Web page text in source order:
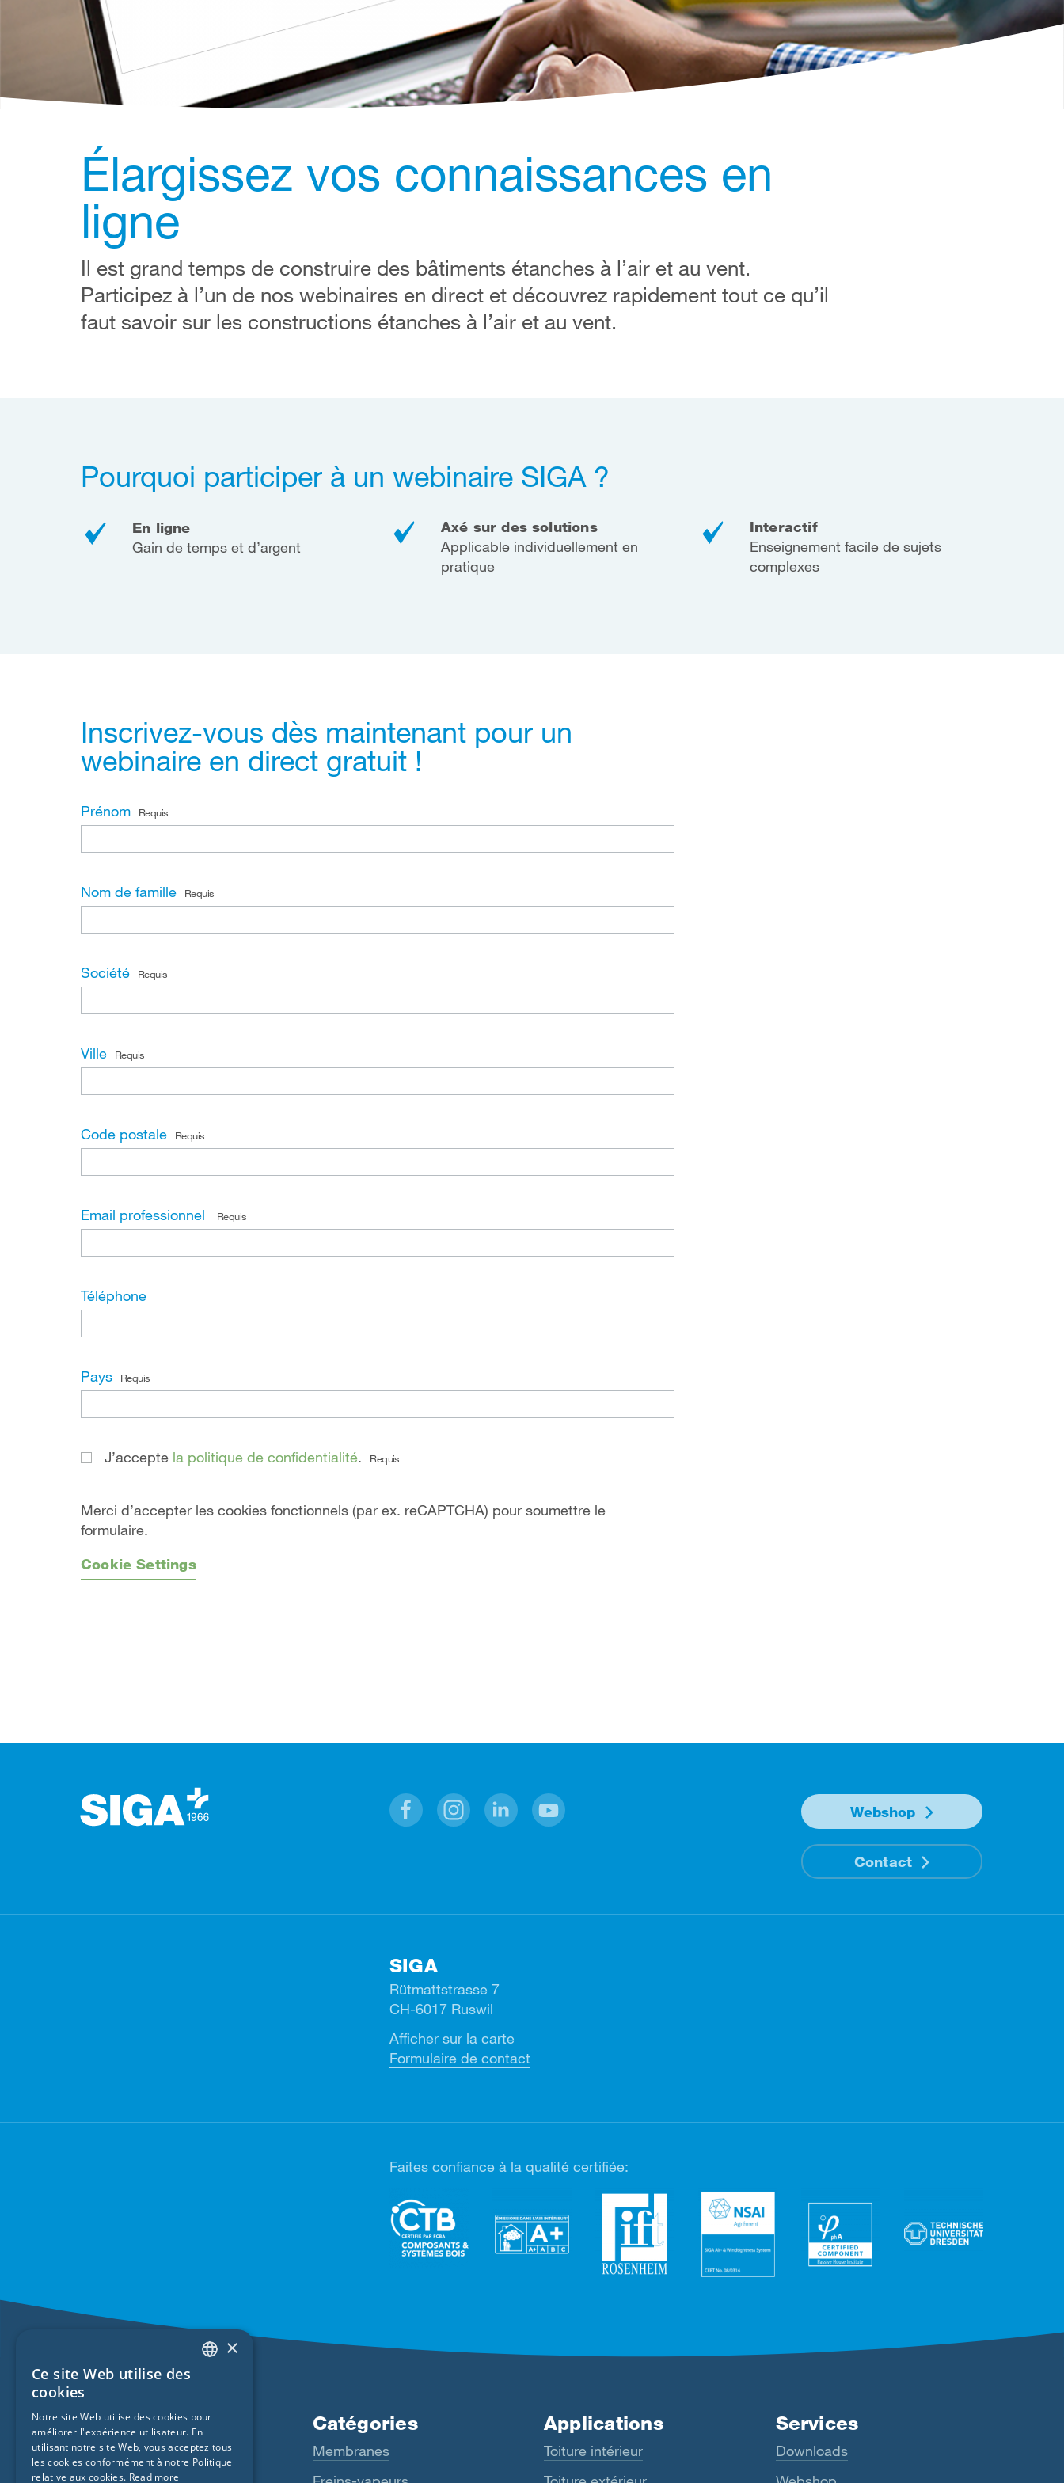
Élargissez vos connaissances en
ligne
Il est grand temps de construire des bâtiments étanches à l’air et au vent.
Participez à l’un de nos webinaires en direct et découvrez rapidement tout ce qu’il
faut savoir sur les constructions étanches à l’air et au vent.
Pourquoi participer à un webinaire SIGA ?
En ligne
Gain de temps et d’argent
Axé sur des solutions
Applicable individuellement en
pratique
Interactif
Enseignement facile de sujets
complexes
Inscrivez-vous dès maintenant pour un
webinaire en direct gratuit !
Prénom Requis
Nom de famille Requis
Société Requis
Ville Requis
Code postale Requis
Email professionnel Requis
Téléphone
Pays Requis
J’accepte la politique de confidentialité. Requis
Merci d’accepter les cookies fonctionnels (par ex. reCAPTCHA) pour soumettre le
formulaire.
Cookie Settings
Webshop
Contact
SIGA
Rütmattstrasse 7
CH-6017 Ruswil
Afficher sur la carte
Formulaire de contact
Faites confiance à la qualité certifiée:
Produits
Fentrim
Catégories
Membranes
Applications
Toiture intérieur
Services
Downloads
ENGLISH
FRENCH
CZECH
×
Ce site Web utilise des
cookies
Notre site Web utilise des cookies pour
améliorer l'expérience utilisateur. En
utilisant notre site Web, vous acceptez tous
les cookies conformément à notre Politique
relative aux cookies. Read more